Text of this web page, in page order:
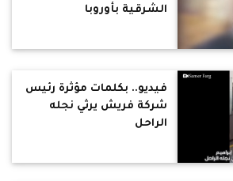
الشرقية بأوروبا
فيديو.. بكلمات مؤثرة رئيس
شركة فريش يرثي نجله
الراحل